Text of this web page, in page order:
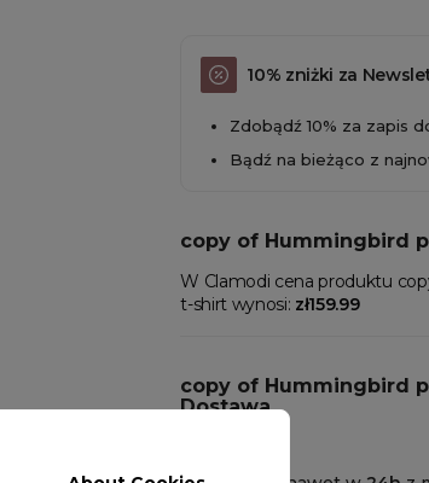
10% zniżki za
Zdobądź 10% za zapis
Bądź na bieżąco z
copy of Hummingbird
W Clamodi cena produktu
t-shirt wynosi: zł159.99
copy of Hummingbird
Dostawa